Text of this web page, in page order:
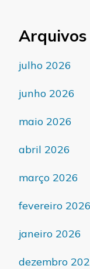
Arquivos
julho 2026
junho 2026
maio 2026
abril 2026
março 2026
fevereiro 2026
janeiro 2026
dezembro